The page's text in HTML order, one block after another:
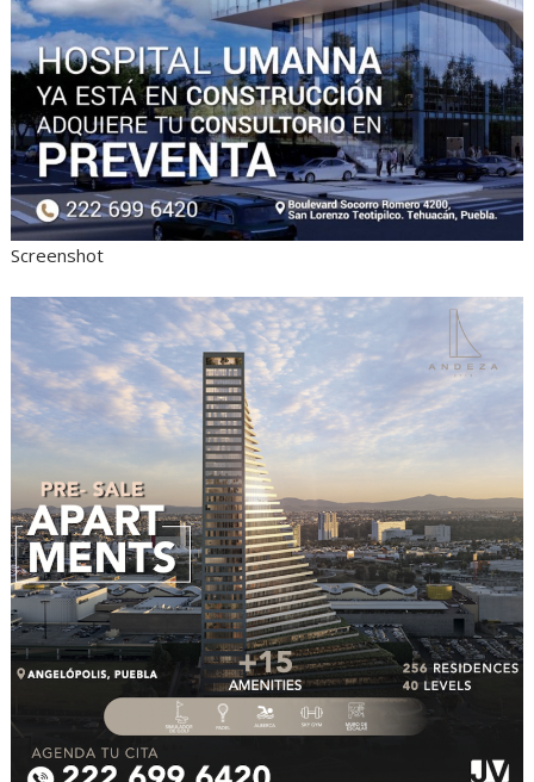
Screenshot